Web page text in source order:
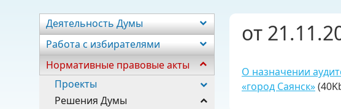
Нормативные правовые акты
Почетная грамота Думы
Председатель Думы
Депутаты
Постоянные комиссии
Фракции
от
О назначении
«город Саянск»
Деятельность Думы
Работа с избирателями
Нормативные правовые акты
Проекты
Решения Думы